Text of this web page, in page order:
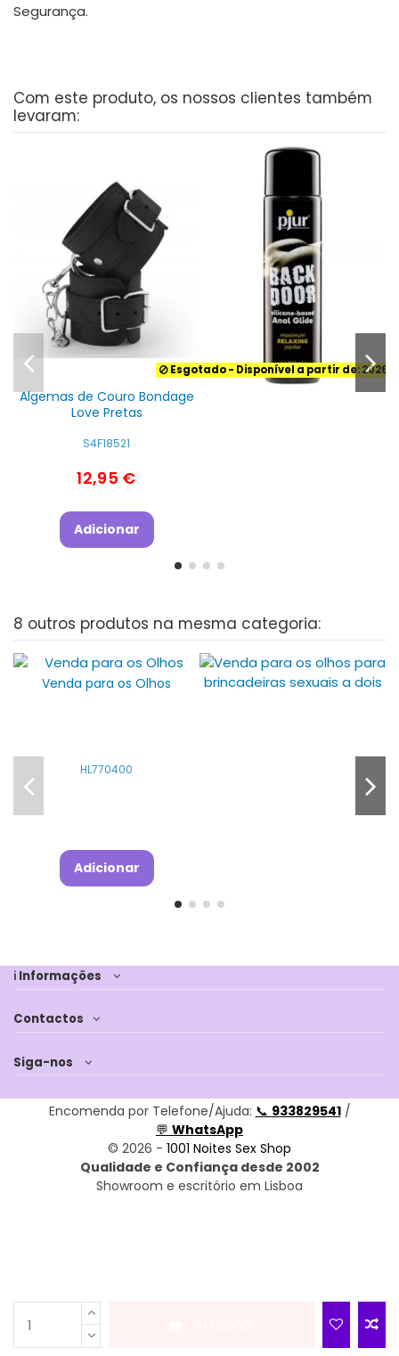
Segurança.
Com este produto, os nossos clientes também
levaram:
Algemas de Couro Bondage
Love Pretas
S4F18521
12,95 €
Adicionar
Esgotado- Disponível a partir de: 2026-
8 outros produtos na mesma categoria:
Venda para os Olhos
HL770400
Adicionar
ℹ Informações
Contactos
Siga-nos
Encomenda por Telefone/Ajuda: 📞 933829541/
💬 WhatsApp
© 2026 - 1001 Noites Sex Shop
Qualidade e Confiança desde 2002
Showroom e escritório em Lisboa